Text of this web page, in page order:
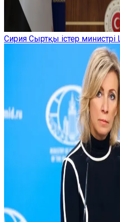
Сирия Сыртқы істер министрі